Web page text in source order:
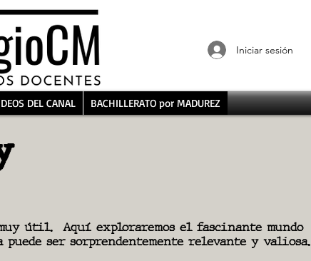
Iniciar sesión
DEL CANAL BACHILLERATO por MADUREZ
muy útil. Aquí exploraremos el fascinante mundo
ser sorprendentemente relevante y valiosa.